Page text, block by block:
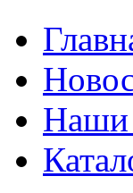
Наши